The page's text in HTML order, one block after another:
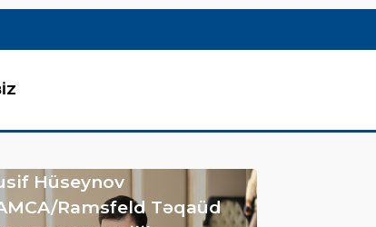
Hüseynov
Ramsfeld Təqaüd